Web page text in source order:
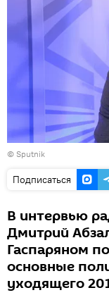
© Sputnik
Подписаться
В интервью
Дмитрий
Гаспаряном
основные
уходящего